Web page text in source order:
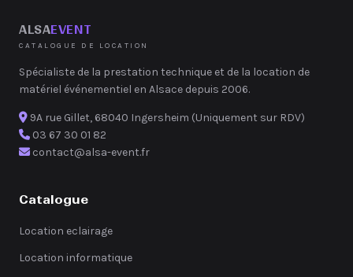
ALSAEVENT
CATALOGUE DE LOCATION
Spécialiste de la prestation technique et de la location de
matériel événementiel en Alsace depuis 2006.
9A rue Gillet, 68040 Ingersheim (Uniquement sur RDV)
03 67 30 01 82
contact@alsa-event.fr
Catalogue
Location eclairage
Location informatique